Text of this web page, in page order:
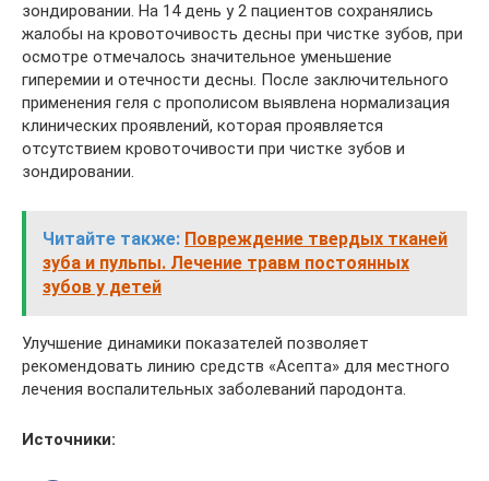
зондировании. На 14 день у 2 пациентов сохранялись
жалобы на кровоточивость десны при чистке зубов, при
осмотре отмечалось значительное уменьшение
гиперемии и отечности десны. После заключительного
применения геля с прополисом выявлена нормализация
клинических проявлений, которая проявляется
отсутствием кровоточивости при чистке зубов и
зондировании.
Читайте также: Повреждение твердых тканей
зуба и пульпы. Лечение травм постоянных
зубов у детей
Улучшение динамики показателей позволяет
рекомендовать линию средств «Асепта» для местного
лечения воспалительных заболеваний пародонта.
Источники: